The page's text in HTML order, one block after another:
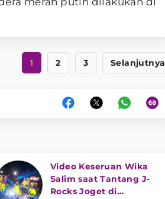
1 2 3 Selanjutnya
Video Keseruan Wika
Salim saat Tantang J-
Rocks Joget di